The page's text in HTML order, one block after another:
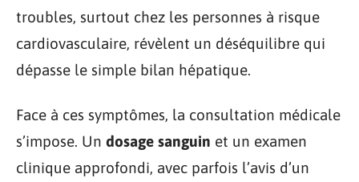
troubles, surtout chez les personnes à risque
cardiovasculaire, révèlent un déséquilibre qui
dépasse le simple bilan hépatique.
Face à ces symptômes, la consultation médicale
s’impose. Un dosage sanguin et un examen
clinique approfondi, avec parfois l’avis d’un